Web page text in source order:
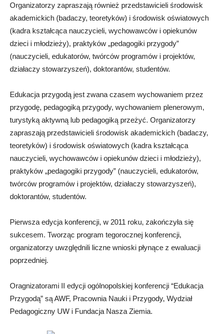
Organizatorzy zapraszają również przedstawicieli środowisk
akademickich (badaczy, teoretyków) i środowisk oświatowych
(kadra kształcąca nauczycieli, wychowawców i opiekunów
dzieci i młodzieży), praktyków „pedagogiki przygody”
(nauczycieli, edukatorów, twórców programów i projektów,
działaczy stowarzyszeń), doktorantów, studentów.
Edukacja przygodą jest zwana czasem wychowaniem przez
przygodę, pedagogiką przygody, wychowaniem plenerowym,
turystyką aktywną lub pedagogiką przeżyć. Organizatorzy
zapraszają przedstawicieli środowisk akademickich (badaczy,
teoretyków) i środowisk oświatowych (kadra kształcąca
nauczycieli, wychowawców i opiekunów dzieci i młodzieży),
praktyków „pedagogiki przygody” (nauczycieli, edukatorów,
twórców programów i projektów, działaczy stowarzyszeń),
doktorantów, studentów.
Pierwsza edycja konferencji, w 2011 roku, zakończyła się
sukcesem. Tworząc program tegorocznej konferencji,
organizatorzy uwzględnili liczne wnioski płynące z ewaluacji
poprzedniej.
Oragnizatorami II edycji ogólnopolskiej konferencji “Edukacja
Przygodą” są AWF, Pracownia Nauki i Przygody, Wydział
Pedagogiczny UW i Fundacja Nasza Ziemia.